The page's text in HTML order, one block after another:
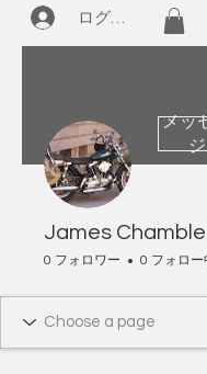
ログイン
メッ
ジ
James
0 フォロワー 0 フォロー